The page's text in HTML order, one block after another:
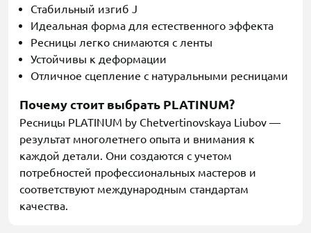
Стабильный изгиб J
Идеальная форма для естественного эффекта
Ресницы легко снимаются с ленты
Устойчивы к деформации
Отличное сцепление с натуральными ресницами
Почему стоит выбрать PLATINUM?
Ресницы PLATINUM by Chetvertinovskaya Liubov —
результат многолетнего опыта и внимания к
каждой детали. Они создаются с учетом
потребностей профессиональных мастеров и
соответствуют международным стандартам
качества.